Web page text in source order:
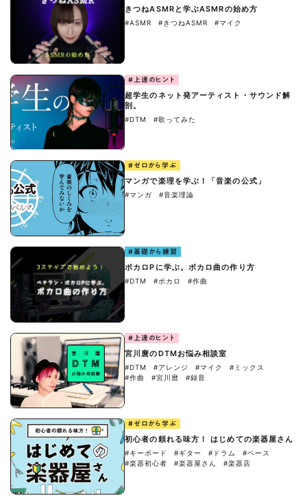
きつねASMRと学ぶASMRの始め方
#ASMR #きつねASMR #マイク
#上達のヒント
超学生のネット発アーティスト・サウンド解
剖。
#DTM #歌ってみた
#ゼロから学ぶ
マンガで楽理を学ぶ！「音楽の公式」
#マンガ #音楽理論
#基礎から練習
ボカロPに学ぶ。ボカロ曲の作り方
#DTM #ボカロ #作曲
#上達のヒント
宮川麿のDTMお悩み相談室
#DTM #アレンジ #マイク
#ミックス
#作曲
#宮川麿 #録音
#ゼロから学ぶ
初心者の頼れる味方！ はじめての楽器屋さん
#キーボード #ギター #ドラム
#ベース
#楽器初心者
#楽器屋さん #楽器店